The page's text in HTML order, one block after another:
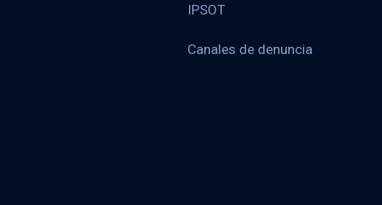
IPSOT
Canales de denuncia